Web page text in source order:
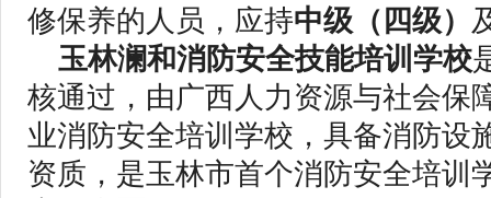
修保养的人员，应持中级（四级）
玉林澜和消防安全技能培训学校
核通过，由广西人力资源与社会保
业消防安全培训学校，具备消防设
资质，是玉林市首个消防安全培训